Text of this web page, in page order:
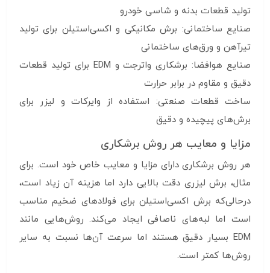
تولید قطعات بدنه و شاسی خودرو
صنایع ساختمانی: برش مکانیکی و اکسی‌استیلن برای تولید
تیرآهن و ورق‌های ساختمانی
صنایع هوافضا: برشکاری واترجت و EDM برای تولید قطعات
دقیق و مقاوم در برابر حرارت
ساخت قطعات صنعتی: استفاده از وایرکات و لیزر برای
برش‌های پیچیده و دقیق
مزایا و معایب هر روش برشکاری
هر روش برشکاری دارای مزایا و معایب خاص خود است. برای
مثال، برش لیزری دقت بالایی دارد اما هزینه آن زیاد است،
درحالی‌که برش اکسی‌استیلن برای فولادهای ضخیم مناسب
است اما لبه‌های ناصافی ایجاد می‌کند. روش‌هایی مانند
EDM بسیار دقیق هستند اما سرعت آن‌ها نسبت به سایر
روش‌ها کمتر است.